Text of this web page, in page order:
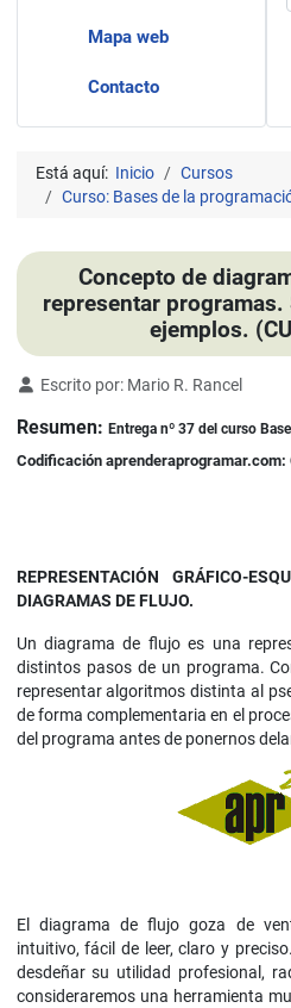
Mapa web
Contacto
Está aquí: Inicio
Cursos
Curso: Bases de la
Concepto de
representar
ejemplos.
Detalles
Escrito por: Mario R. Rancel
Resumen: Entrega nº 37 del curso
Codificación aprenderaprogramar.com:
REPRESENTACIÓN GRÁFICO-
DIAGRAMAS DE FLUJO.
Un diagrama de flujo es una
distintos pasos de un programa.
representar algoritmos distinta al
de forma complementaria en el
del programa antes de ponernos
El diagrama de flujo goza de
intuitivo, fácil de leer, claro y
desdeñar su utilidad profesional,
consideraremos una herramienta